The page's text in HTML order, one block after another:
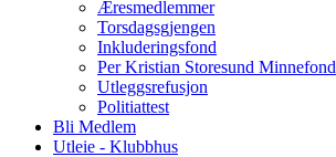
Æresmedlemmer
Torsdagsgjengen
Inkluderingsfond
Per Kristian Storesund Minnefond
Utleggsrefusjon
Politiattest
Bli Medlem
Utleie - Klubbhus